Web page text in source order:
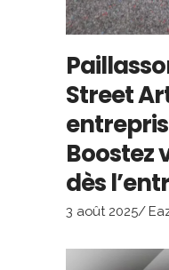
Street
Boostez
dès
3 août 2025